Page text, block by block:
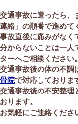
交通事故に遭ったら
連絡」の順番で進めて
事故直後に痛みがなく
分からないことは一人
ターへご相談ください。
交通事故後の体の不調
骨院で対応しておりま
交通事故後の不安整理
おります。
お気軽にご連絡くださ